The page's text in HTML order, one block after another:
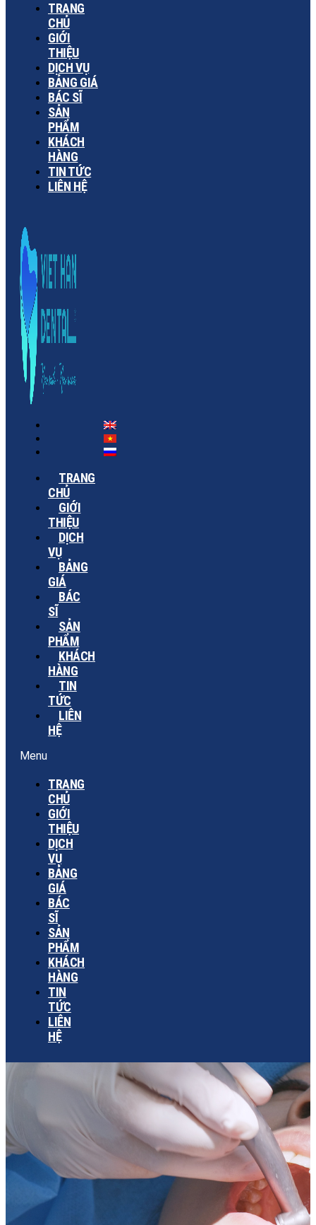
TRANG
CHỦ
GIỚI
THIỆU
DỊCH VỤ
BẢNG GIÁ
BÁC SĨ
SẢN
PHẨM
KHÁCH
HÀNG
TIN TỨC
LIÊN HỆ
TRANG
CHỦ
GIỚI
THIỆU
DỊCH
VỤ
BẢNG
GIÁ
BÁC
SĨ
SẢN
PHẨM
KHÁCH
HÀNG
TIN
TỨC
LIÊN
HỆ
Menu
TRANG
CHỦ
GIỚI
THIỆU
DỊCH
VỤ
BẢNG
GIÁ
BÁC
SĨ
SẢN
PHẨM
KHÁCH
HÀNG
TIN
TỨC
LIÊN
HỆ